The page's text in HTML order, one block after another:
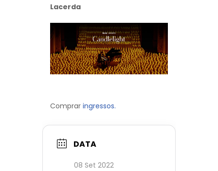
Lacerda
Comprar ingressos.
DATA
08 Set 2022